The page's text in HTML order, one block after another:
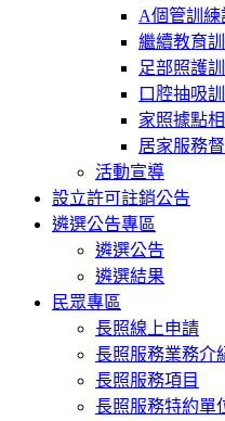
A個管訓練
繼續教育
足部照護
口腔抽吸
家照據點
居家服務
活動宣導
設立許可註銷公告
遴選公告專區
遴選公告
遴選結果
民眾專區
長照線上申請
長照服務業務介
長照服務項目
長照服務特約單